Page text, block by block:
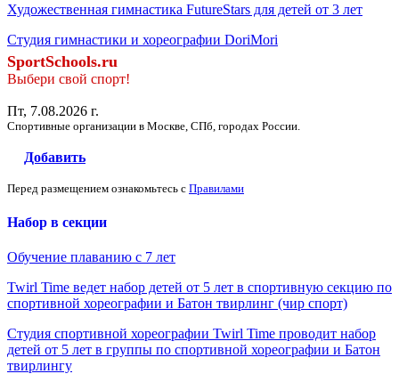
Художественная гимнастика FutureStars для детей от 3 лет
Студия гимнастики и хореографии DoriMori
SportSchools.ru
Выбери свой спорт!
Пт, 7.08.2026 г.
Спортивные организации в Москве, СПб, городах России.
Добавить
Перед размещением ознакомьтесь с Правилами
Набор в секции
Обучение плаванию с 7 лет
Twirl Time ведет набор детей от 5 лет в спортивную секцию по
спортивной хореографии и Батон твирлинг (чир спорт)
Студия спортивной хореографии Twirl Time проводит набор
детей от 5 лет в группы по спортивной хореографии и Батон
твирлингу